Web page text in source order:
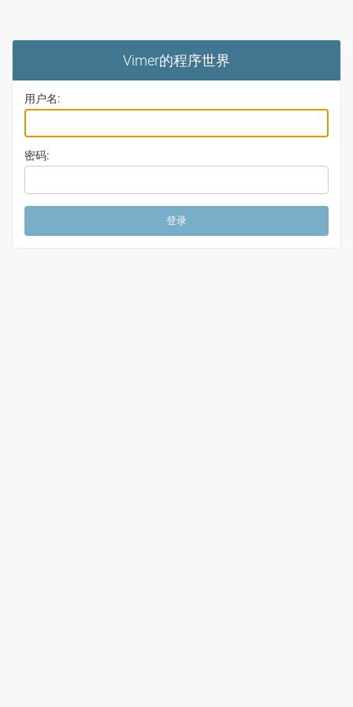
Vimer的程序世界
用户名:
密码: